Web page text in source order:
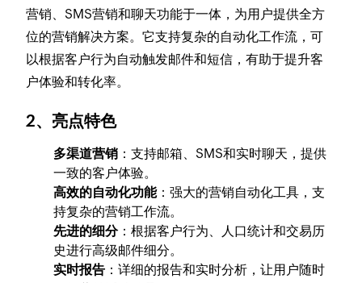
营销、SMS营销和聊天功能于一体，为用户提供全方
位的营销解决方案。它支持复杂的自动化工作流，可
以根据客户行为自动触发邮件和短信，有助于提升客
户体验和转化率。
2、亮点特色
多渠道营销 ：支持邮箱、SMS和实时聊天，提供
一致的客户体验。
高效的自动化功能：强大的营销自动化工具，支
持复杂的营销工作流。
先进的细分：根据客户行为、人口统计和交易历
史进行高级邮件细分。
实时报告 ：详细的报告和实时分析，让用户随时